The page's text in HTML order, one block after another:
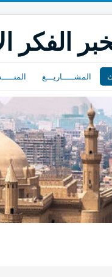
الفكر
المشـــــاريـــع